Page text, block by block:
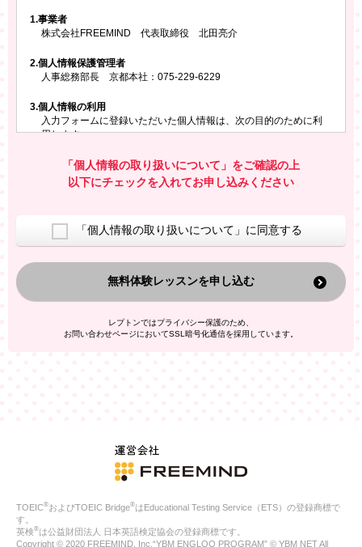
所属施設名・会員番号またはクーポンコード
所属施設名
会員番号またはクーポンコード
1.事業者
株式会社FREEMIND 代表取締役 北田亮介
2.個人情報保護管理者
人事総務部長 京都本社：075-229-6229
3.個人情報の利用
入力フォームに登録いただいた個人情報は、次の目的のために利
用します。
お問い合わせにお答えするため
レプトンのキャンペーンや新商品（新サービス）、新規開講教
室等をご案内するため
換した上で、広告・宣伝・販売促進活動に役立てること
上記の利用目的のために第三者へ提供すること
なお、この利用目的を超えた個人情報の取扱いは行いません。ま
た、これ以外の目的で個人情報を利用することはありません。
人情報を、本人が特定されないデータに不可逆変換した上で第三
者広告配信事業者においてマッチングを行い、その結果に基づい
ご本人の同意がある場合
法令に基づく場合
人の生命、身体または財産の保護のために必要がある場合であ
公衆衛生の向上または児童の健全な育成の推進のために特に必
合
「個人情報の取り扱いについて」をご確認の上
以下にチェックを入れてお申し込みください
「個人情報の取り扱いについて」に同意する
無料体験レッスンを申し込む
レプトンではプライバシー保護のため、
お問い合わせページにおいてSSL暗号化通信を採用しています。
TOEIC®およびTOEIC Bridge®はEducational Testing Service（ETS）の登録商標で
す。
英検®は公益財団法人 日本英語検定協会の登録商標です。
Copyright © 2020 FREEMIND, Inc.“YBM ENGLOO PROGRAM” © YBM NET All